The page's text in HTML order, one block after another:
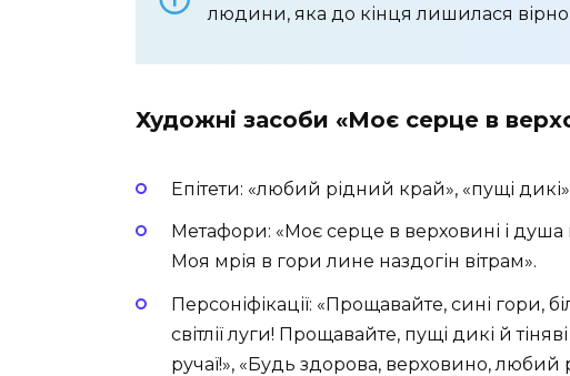
людини, яка до кінця лишилася
Художні засоби «Моє серце в
Епітети: «любий рідний край», «пущі
Метафори: «Моє серце в верховині і
Моя мрія в гори лине наздогін вітрам».
Персоніфікації: «Прощавайте, сині гори,
світлії луги! Прощавайте, пущі дикі й
ручаї!», «Будь здорова, верховино, любий